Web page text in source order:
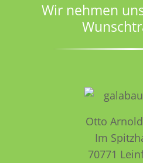
Wir nehmen
Otto
Im
70771